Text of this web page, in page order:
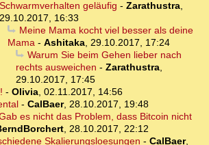
Schwarmverhalten geläufig - Zarathustra,
29.10.2017, 16:33
Meine Mama kocht viel besser als deine
Mama - Ashitaka, 29.10.2017, 17:24
Warum Sie beim Gehen lieber nach
rechts ausweichen - Zarathustra,
29.10.2017, 17:45
- Olivia, 02.11.2017, 14:56
- CalBaer, 28.10.2017, 19:48
es nicht das Problem, dass Bitcoin nicht
, 28.10.2017, 22:12
Skalierungsloesungen - CalBaer,